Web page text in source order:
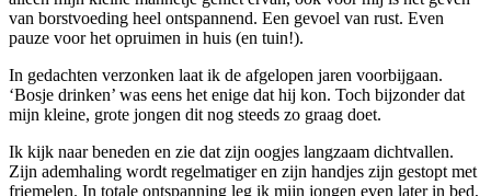
van borstvoeding heel ontspannend. Een gevoel van rust. Even
pauze voor het opruimen in huis (en tuin!).
In gedachten verzonken laat ik de afgelopen jaren voorbijgaan.
‘Bosje drinken’ was eens het enige dat hij kon. Toch bijzonder dat
mijn kleine, grote jongen dit nog steeds zo graag doet.
Ik kijk naar beneden en zie dat zijn oogjes langzaam dichtvallen.
Zijn ademhaling wordt regelmatiger en zijn handjes zijn gestopt met
friemelen. In totale ontspanning leg ik mijn jongen even later in bed,